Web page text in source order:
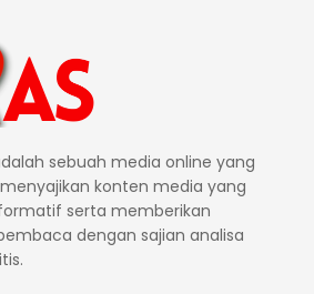
sebuah media online yang
konten media yang
serta memberikan
dengan sajian analisa